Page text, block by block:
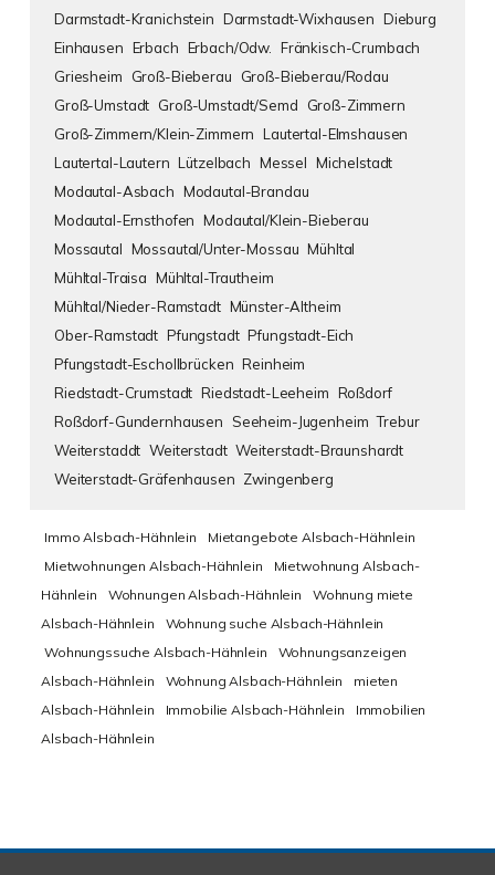
Darmstadt-Kranichstein Darmstadt-Wixhausen Dieburg
Einhausen Erbach Erbach/Odw.
Fränkisch-Crumbach
Griesheim
Groß-Bieberau
Groß-Bieberau/Rodau
Groß-Umstadt Groß-Umstadt/Semd
Groß-Zimmern
Groß-Zimmern/Klein-Zimmern Lautertal-Elmshausen
Lautertal-Lautern Lützelbach Messel Michelstadt
Modautal-Asbach Modautal-Brandau
Modautal-Ernsthofen Modautal/Klein-Bieberau
Mossautal Mossautal/Unter-Mossau Mühltal
Mühltal-Traisa Mühltal-Trautheim
Mühltal/Nieder-Ramstadt Münster-Altheim
Ober-Ramstadt Pfungstadt Pfungstadt-Eich
Pfungstadt-Eschollbrücken Reinheim
Riedstadt-Crumstadt Riedstadt-Leeheim Roßdorf
Roßdorf-Gundernhausen Seeheim-Jugenheim Trebur
Weiterstaddt Weiterstadt Weiterstadt-Braunshardt
Weiterstadt-Gräfenhausen Zwingenberg
Immo Alsbach-Hähnlein
Mietangebote Alsbach-Hähnlein
Mietwohnungen Alsbach-Hähnlein
Mietwohnung Alsbach-
Hähnlein
Wohnungen Alsbach-Hähnlein
Wohnung miete
Alsbach-Hähnlein
Wohnung suche Alsbach-Hähnlein
Wohnungssuche Alsbach-Hähnlein
Wohnungsanzeigen
Alsbach-Hähnlein
Wohnung Alsbach-Hähnlein
mieten
Alsbach-Hähnlein
Immobilie Alsbach-Hähnlein
Immobilien
Alsbach-Hähnlein